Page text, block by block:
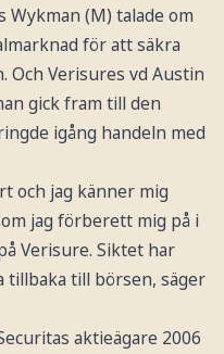
(M) talade om
för att säkra
Och Verisures vd Austin
gick fram till den
igång handeln med
och jag känner mig
jag förberett mig på i
Verisure. Siktet har
tillbaka till börsen, säger
aktieägare 2006